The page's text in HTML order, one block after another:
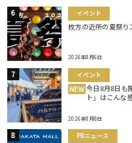
イベント
枚方の近所の夏祭り
2026年8月6日
イベント
NEW 今日8月8日も
ト」はこんな
2026年8月8日
PRニュース